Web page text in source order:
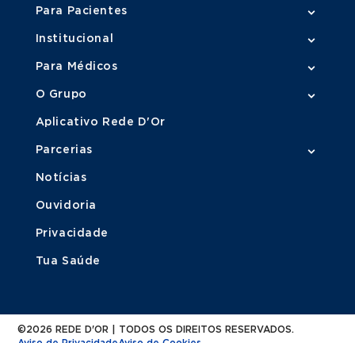
Para Pacientes
Institucional
Para Médicos
O Grupo
Aplicativo Rede D'Or
Parcerias
Notícias
Ouvidoria
Privacidade
Tua Saúde
©2026 REDE D'OR | TODOS OS DIREITOS RESERVADOS.